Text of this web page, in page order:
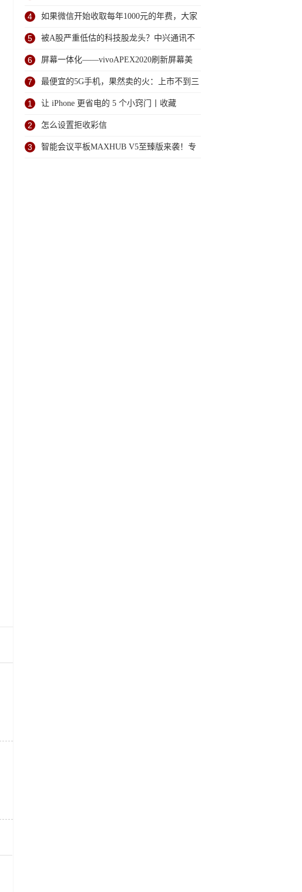
以减少手机发热
4 如果微信开始收取每年1000元的年费，大家
还会不会使用微信？
5 被A股严重低估的科技股龙头？中兴通讯不
到两年股价翻3倍
6 屏幕一体化——vivoAPEX2020刷新屏幕美
学，创造舒适视觉享受
7 最便宜的5G手机，果然卖的火：上市不到三
个月国内卖了100万台
1 让 iPhone 更省电的 5 个小窍门丨收藏
2 怎么设置拒收彩信
3 智能会议平板MAXHUB V5至臻版来袭！专